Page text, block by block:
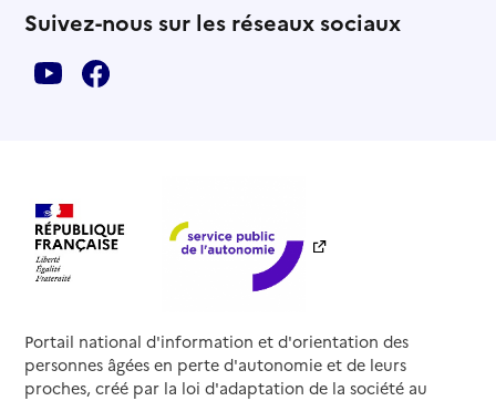
Suivez-nous sur les réseaux sociaux
Portail national d'information et d'orientation des
personnes âgées en perte d'autonomie et de leurs
proches, créé par la loi d'adaptation de la société au